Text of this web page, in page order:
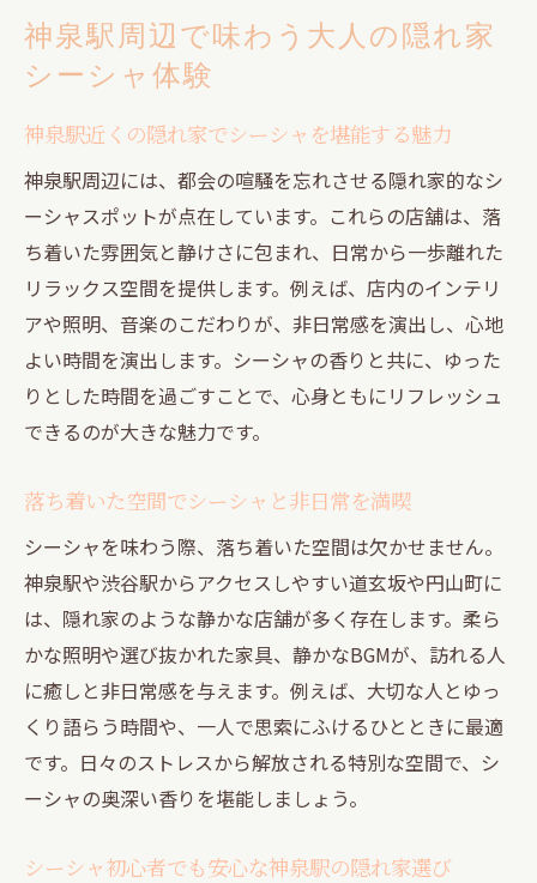
ツ
神泉駅エリアで体験できるシーシャの多彩
な楽しみ方
渋谷駅近くで静かに楽しむ癒しのシーシャ時間
渋谷駅周辺で味わう大人のシーシャ体験
シーシャと静かな空間が織りなす癒しのひ
ととき
都会の喧騒を忘れる渋谷駅の隠れ家でシー
シャを
シーシャ初心者におすすめの渋谷駅エリア
シーシャの香りとともに過ごすリラックス
空間
渋谷駅近くでくつろぐシーシャの魅力を再
発見
道玄坂エリアで非日常を感じるリラックス空間
道玄坂の隠れ家でシーシャを楽しむ贅沢な
時間
ャスポット
神泉駅周辺で味わう大人の隠れ家
シーシャ体験
神泉駅近くの隠れ家でシーシャを堪能する魅力
神泉駅周辺には、都会の喧騒を忘れさせる隠れ家的なシ
ーシャスポットが点在しています。これらの店舗は、落
ち着いた雰囲気と静けさに包まれ、日常から一歩離れた
リラックス空間を提供します。例えば、店内のインテリ
アや照明、音楽のこだわりが、非日常感を演出し、心地
よい時間を演出します。シーシャの香りと共に、ゆった
りとした時間を過ごすことで、心身ともにリフレッシュ
できるのが大きな魅力です。
落ち着いた空間でシーシャと非日常を満喫
シーシャを味わう際、落ち着いた空間は欠かせません。
神泉駅や渋谷駅からアクセスしやすい道玄坂や円山町に
は、隠れ家のような静かな店舗が多く存在します。柔ら
かな照明や選び抜かれた家具、静かなBGMが、訪れる人
に癒しと非日常感を与えます。例えば、大切な人とゆっ
くり語らう時間や、一人で思索にふけるひとときに最適
です。日々のストレスから解放される特別な空間で、シ
ーシャの奥深い香りを堪能しましょう。
シーシャ初心者でも安心な神泉駅の隠れ家選び